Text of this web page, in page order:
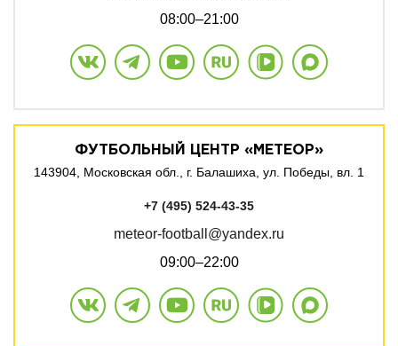
08:00–21:00
ФУТБОЛЬНЫЙ ЦЕНТР «МЕТЕОР»
143904, Московская обл., г. Балашиха, ул. Победы, вл. 1
+7 (495) 524-43-35
meteor-football@yandex.ru
09:00–22:00